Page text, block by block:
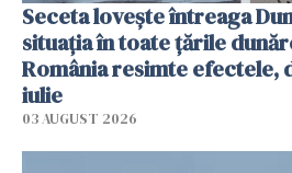
Seceta lovește întreaga
situația în toate țările
România resimte efectele,
iulie
03 AUGUST 2026